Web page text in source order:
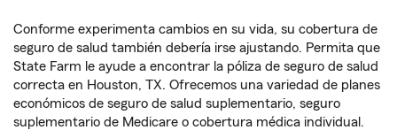
Conforme experimenta cambios en su vida, su cobertura de
seguro de salud también debería irse ajustando. Permita que
State Farm le ayude a encontrar la póliza de seguro de salud
correcta en Houston, TX. Ofrecemos una variedad de planes
económicos de seguro de salud suplementario, seguro
suplementario de Medicare o cobertura médica individual.